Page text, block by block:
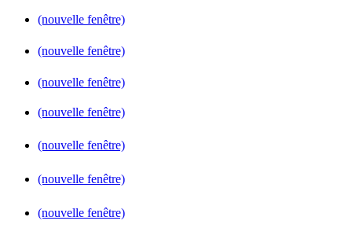
(nouvelle fenêtre)
(nouvelle fenêtre)
(nouvelle fenêtre)
(nouvelle fenêtre)
(nouvelle fenêtre)
(nouvelle fenêtre)
(nouvelle fenêtre)